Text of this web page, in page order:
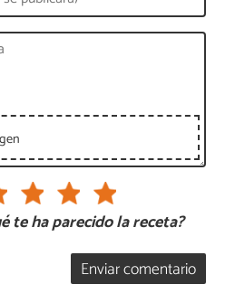
te ha parecido la receta?
Enviar comentario